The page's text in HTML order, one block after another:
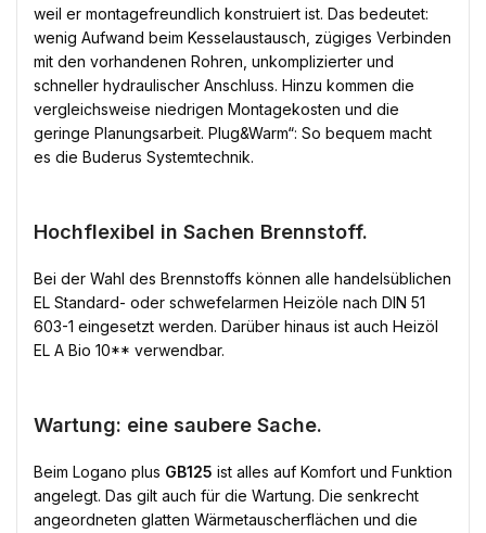
weil er montagefreundlich konstruiert ist. Das bedeutet:
wenig Aufwand beim Kesselaustausch, zügiges Verbinden
mit den vorhandenen Rohren, unkomplizierter und
schneller hydraulischer Anschluss. Hinzu kommen die
vergleichsweise niedrigen Montagekosten und die
geringe Planungsarbeit. Plug&Warm“: So bequem macht
es die Buderus Systemtechnik.
Hochflexibel in Sachen Brennstoff.
Bei der Wahl des Brennstoffs können alle handelsüblichen
EL Standard- oder schwefelarmen Heizöle nach DIN 51
603-1 eingesetzt werden. Darüber hinaus ist auch Heizöl
EL A Bio 10** verwendbar.
Wartung: eine saubere Sache.
Beim Logano plus GB125 ist alles auf Komfort und Funktion
angelegt. Das gilt auch für die Wartung. Die senkrecht
angeordneten glatten Wärmetauscherflächen und die